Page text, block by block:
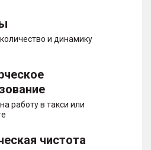
и динамику
работу в такси или
чистота